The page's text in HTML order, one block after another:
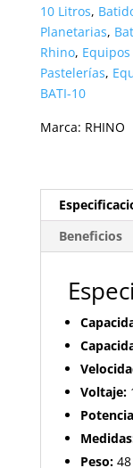
10 Litros,
Planetarias,
Rhino,
Pastelerías,
BATI-10
Marca: RHINO
Beneficios
Voltaje:
Peso:48